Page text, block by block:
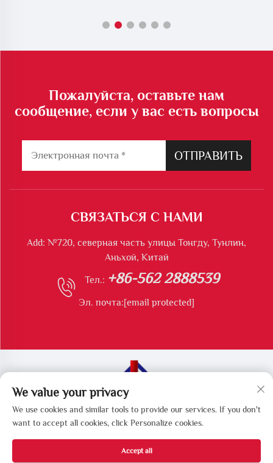
Пожалуйста, оставьте нам
сообщение, если у вас есть вопросы
ОТПРАВИТЬ
СВЯЗАТЬСЯ С НАМИ
Add: №720, северная часть улицы Тонгду, Тунлин,
Аньхой, Китай
Тел.: +86-562 2888539
Эл. почта:[email protected]
Все права защищены © Тунлинская компания Longshun
по производству экологического оборудования
We value your privacy
We use cookies and similar tools to provide our services. If you don't
want to accept all cookies, click Personalize cookies.
Accept all